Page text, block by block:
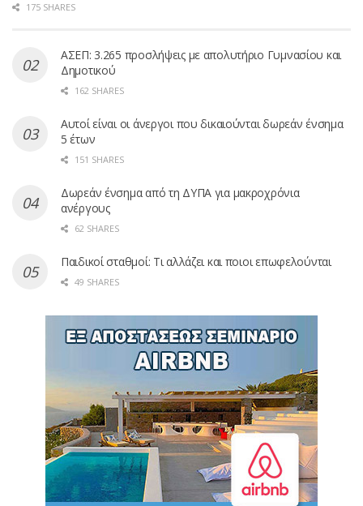
175 SHARES
ΑΣΕΠ: 3.265 προσλήψεις με απολυτήριο Γυμνασίου και
Δημοτικού
162 SHARES
Αυτοί είναι οι άνεργοι που δικαιούνται δωρεάν ένσημα
5 έτων
151 SHARES
Δωρεάν ένσημα από τη ΔΥΠΑ για μακροχρόνια
ανέργους
62 SHARES
Παιδικοί σταθμοί: Τι αλλάζει και ποιοι επωφελούνται
49 SHARES